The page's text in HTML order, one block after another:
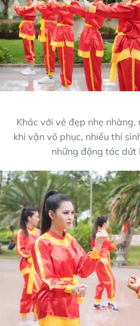
Khác với vẻ đẹp nhẹ
khi vận võ phục, nhiều thí
những động tác dứt